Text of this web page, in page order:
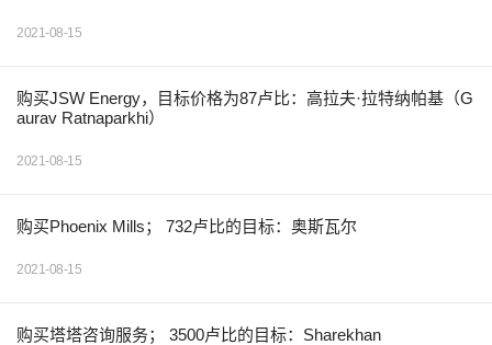
2021-08-15
购买JSW Energy，目标价格为87卢比：高拉夫·拉特纳帕基（G
aurav Ratnaparkhi）
2021-08-15
购买Phoenix Mills； 732卢比的目标：奥斯瓦尔
2021-08-15
购买塔塔咨询服务； 3500卢比的目标：Sharekhan